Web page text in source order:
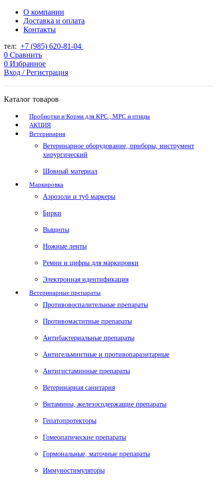
О компании
Доставка и оплата
Контакты
тел: +7 (985) 620-81-04
0 Сравнить
0 Избранное
Вход / Регистрация
Каталог товаров
Пробиотки и Корма для КРС , МРС и птицы
АКЦИЯ
Ветеринария
Ветеринарное оборудование, приборы, инструмент
хирургический
Шовный материал
Маркировка
Аэрозоли и туб маркеры
Бирки
Выщипы
Ножные ленты
Ремни и цифры для маркировки
Электронная идентификация
Ветеринарные препараты
Противовоспалительные препараты
Противомаститные препараты
Антибактериальные препараты
Антигельминтные и противопаразитарные
Антигистаминные препараты
Ветеринарная санитария
Витамины, железосодержащие препараты
Гепатопротекторы
Гомеопатические препараты
Гормональные, маточные препараты
Иммуностимуляторы